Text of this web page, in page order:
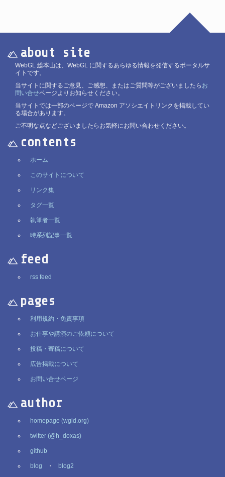
about site
WebGL 総本山は、WebGL に関するあらゆる情報を発信するポータルサ
イトです。
当サイトに関するご意見、ご感想、またはご質問等がございましたら お
問い合せページよりお知らせください。
当サイトでは一部のページで Amazon アソシエイトリンクを掲載してい
る場合があります。
ご不明な点などございましたらお気軽にお問い合わせください。
contents
ホーム
このサイトについて
リンク集
タグ一覧
執筆者一覧
時系列記事一覧
feed
rss feed
pages
利用規約・免責事項
お仕事や講演のご依頼について
投稿・寄稿について
広告掲載について
お問い合せページ
author
homepage (wgld.org)
twitter (@h_doxas)
github
blog ・ blog2